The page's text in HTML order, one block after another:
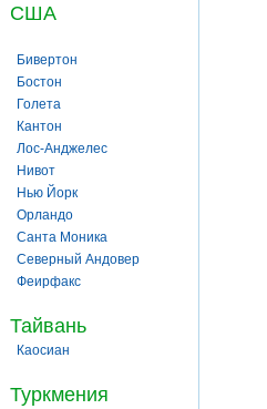
США
Бивертон
Бостон
Голета
Кантон
Лос-Анджелес
Нивот
Нью Йорк
Орландо
Санта Моника
Северный Андовер
Феирфакс
Тайвань
Каосиан
Туркмения